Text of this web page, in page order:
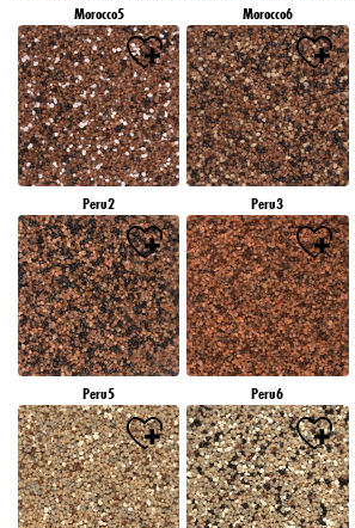
Morocco5 Morocco6
Peru2 Peru3
Peru5 Peru6